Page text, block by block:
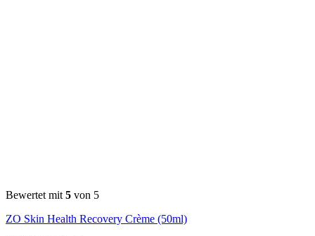
Bewertet mit 5 von 5
ZO Skin Health Recovery Crème (50ml)